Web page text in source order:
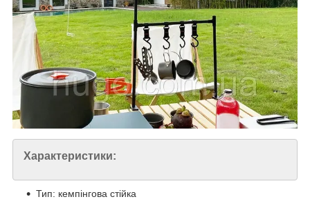
Характеристики:
Тип: кемпінгова стійка